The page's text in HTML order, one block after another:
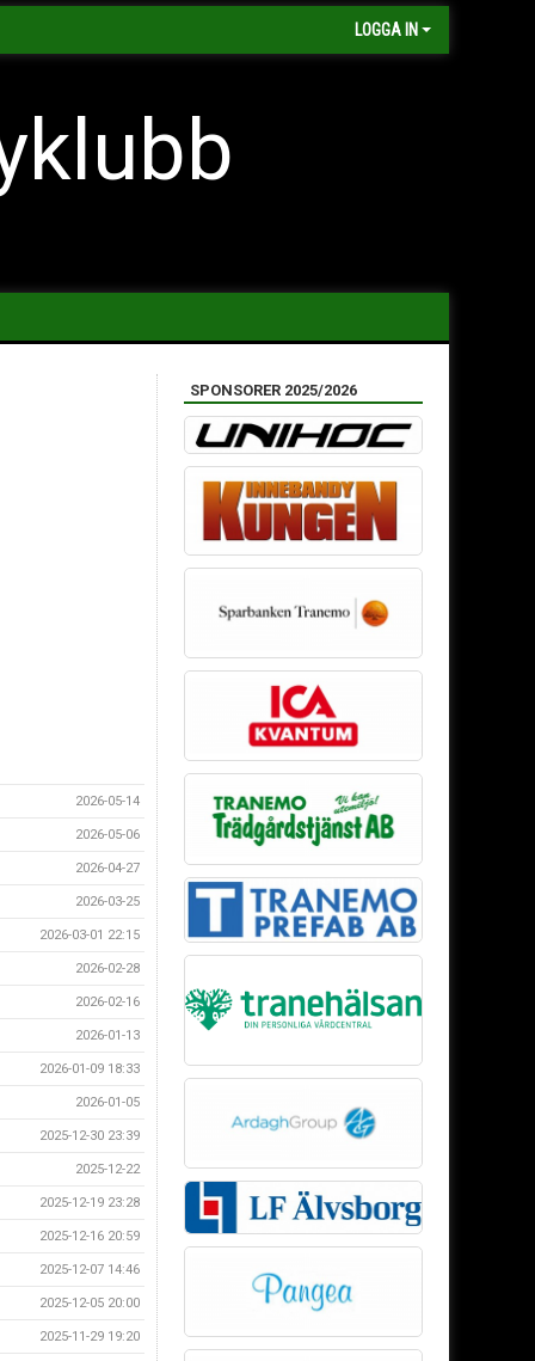
LOGGA IN
2026-05-14
2026-05-06
2026-04-27
2026-03-25
2026-03-01 22:15
2026-02-28
2026-02-16
2026-01-13
2026-01-09 18:33
2026-01-05
2025-12-30 23:39
2025-12-22
2025-12-19 23:28
2025-12-16 20:59
2025-12-07 14:46
2025-12-05 20:00
2025-11-29 19:20
SPONSORER 2025/2026